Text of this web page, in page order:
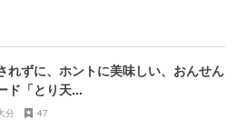
れずに、ホントに美味しい、おんせん
ド「とり天...
分 47